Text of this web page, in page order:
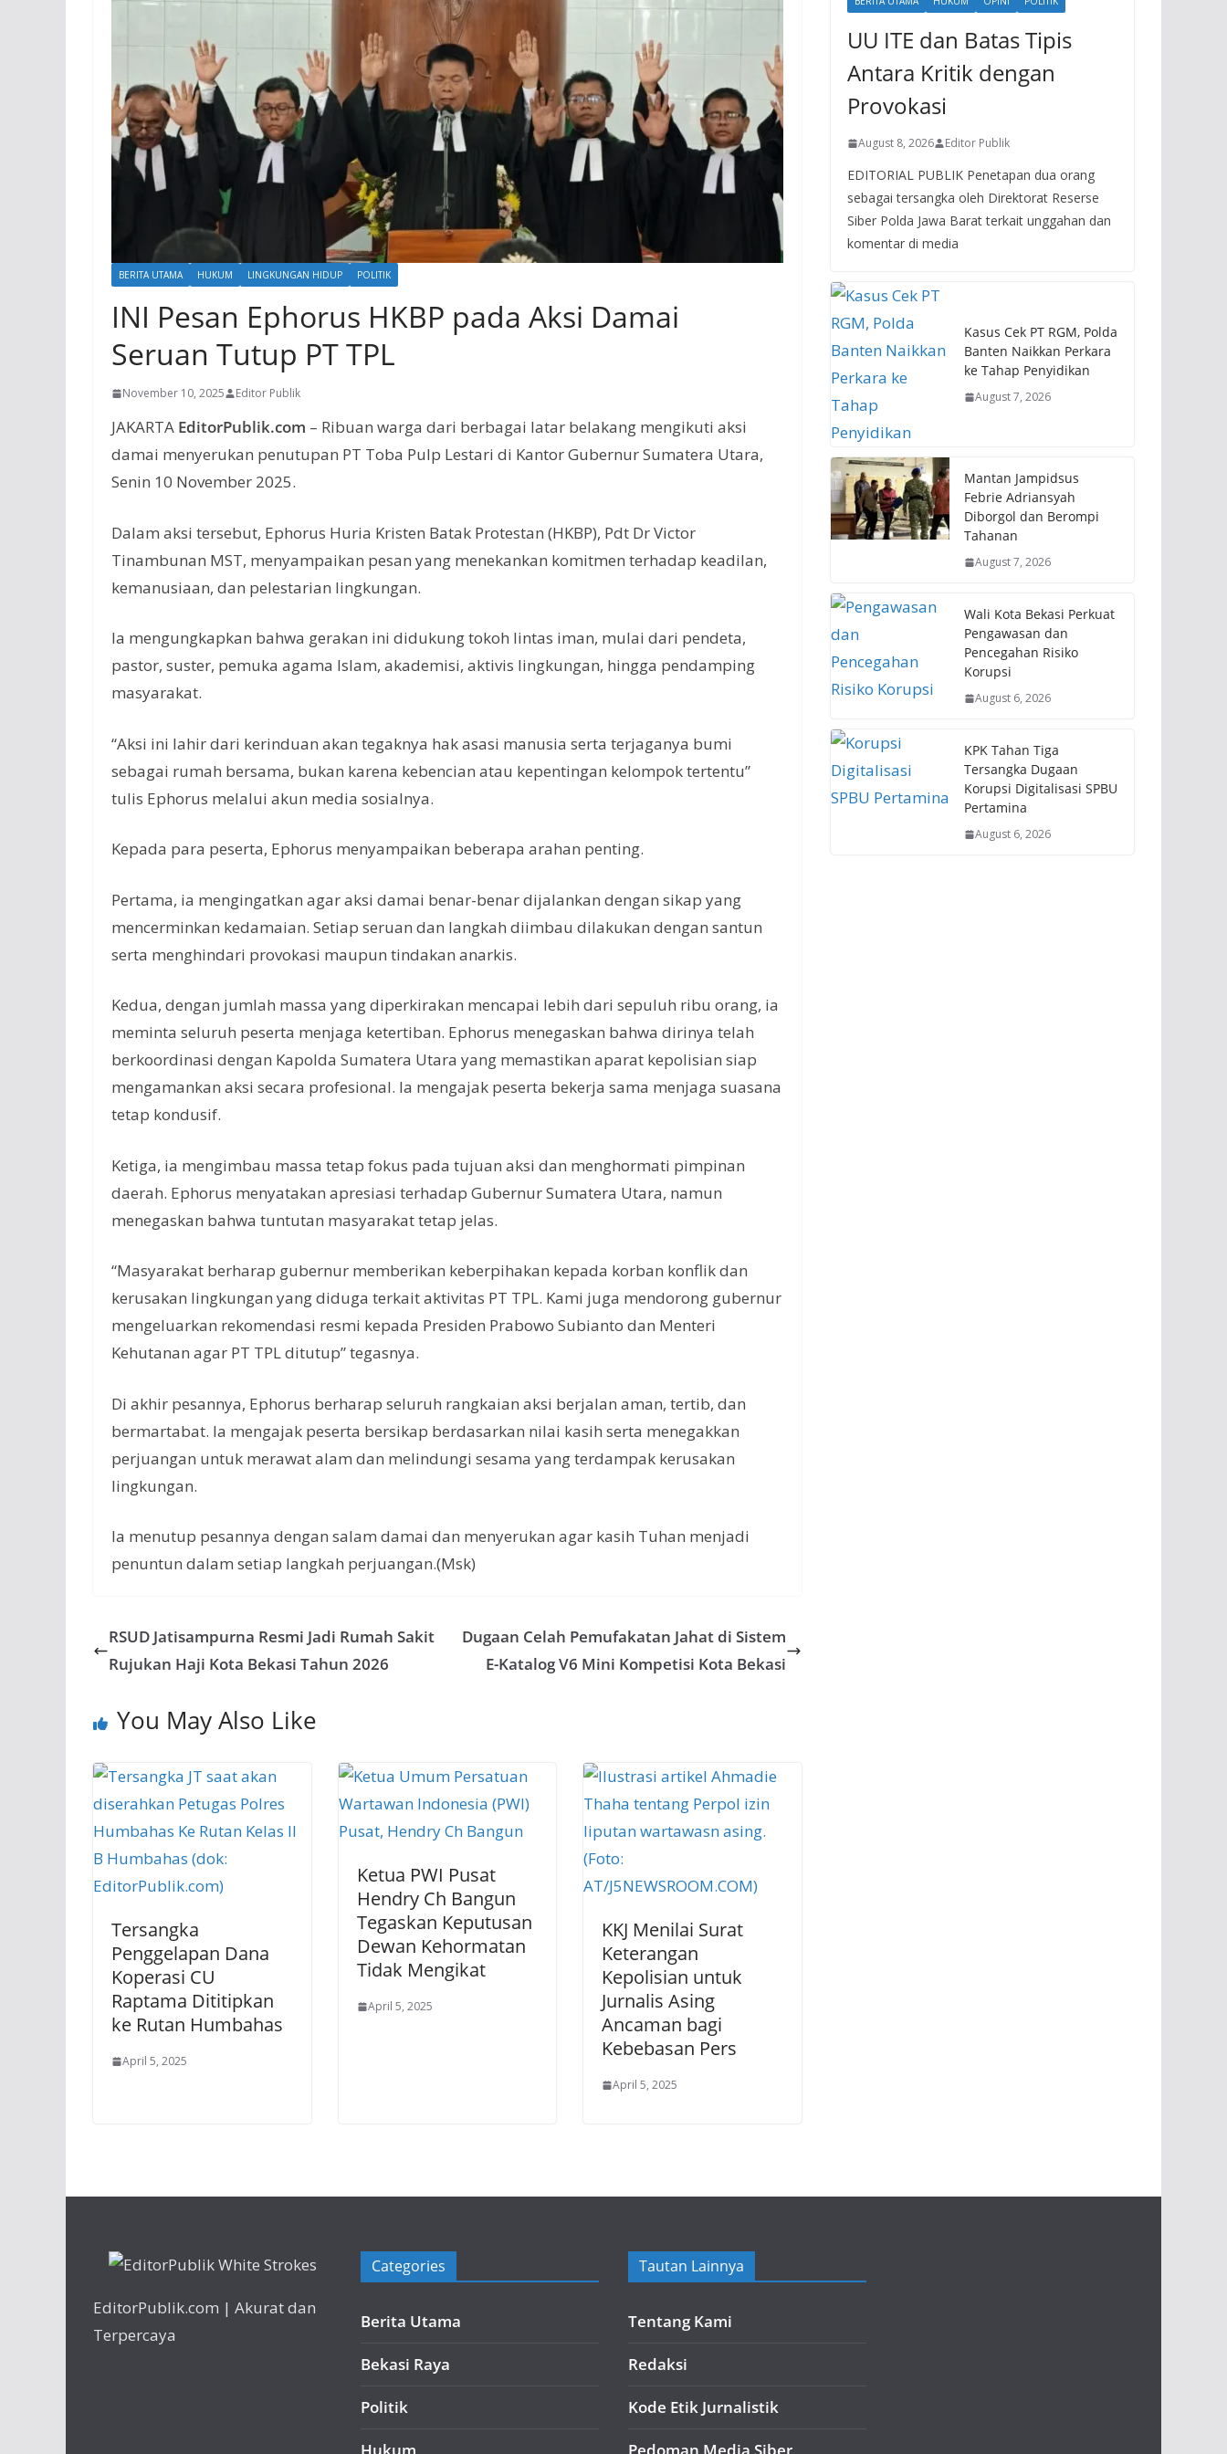
BERITA UTAMA HUKUM LINGKUNGAN HIDUP POLITIK
INI Pesan Ephorus HKBP pada Aksi Damai
Seruan Tutup PT TPL
November 10, 2025 Editor Publik
JAKARTA EditorPublik.com – Ribuan warga dari berbagai latar belakang mengikuti aksi
damai menyerukan penutupan PT Toba Pulp Lestari di Kantor Gubernur Sumatera Utara,
Senin 10 November 2025.
Dalam aksi tersebut, Ephorus Huria Kristen Batak Protestan (HKBP), Pdt Dr Victor
Tinambunan MST, menyampaikan pesan yang menekankan komitmen terhadap keadilan,
kemanusiaan, dan pelestarian lingkungan.
Ia mengungkapkan bahwa gerakan ini didukung tokoh lintas iman, mulai dari pendeta,
pastor, suster, pemuka agama Islam, akademisi, aktivis lingkungan, hingga pendamping
masyarakat.
“Aksi ini lahir dari kerinduan akan tegaknya hak asasi manusia serta terjaganya bumi
sebagai rumah bersama, bukan karena kebencian atau kepentingan kelompok tertentu”
tulis Ephorus melalui akun media sosialnya.
Kepada para peserta, Ephorus menyampaikan beberapa arahan penting.
Pertama, ia mengingatkan agar aksi damai benar-benar dijalankan dengan sikap yang
mencerminkan kedamaian. Setiap seruan dan langkah diimbau dilakukan dengan santun
serta menghindari provokasi maupun tindakan anarkis.
Kedua, dengan jumlah massa yang diperkirakan mencapai lebih dari sepuluh ribu orang, ia
meminta seluruh peserta menjaga ketertiban. Ephorus menegaskan bahwa dirinya telah
berkoordinasi dengan Kapolda Sumatera Utara yang memastikan aparat kepolisian siap
mengamankan aksi secara profesional. Ia mengajak peserta bekerja sama menjaga suasana
tetap kondusif.
Ketiga, ia mengimbau massa tetap fokus pada tujuan aksi dan menghormati pimpinan
daerah. Ephorus menyatakan apresiasi terhadap Gubernur Sumatera Utara, namun
menegaskan bahwa tuntutan masyarakat tetap jelas.
“Masyarakat berharap gubernur memberikan keberpihakan kepada korban konflik dan
kerusakan lingkungan yang diduga terkait aktivitas PT TPL. Kami juga mendorong gubernur
mengeluarkan rekomendasi resmi kepada Presiden Prabowo Subianto dan Menteri
Kehutanan agar PT TPL ditutup” tegasnya.
Di akhir pesannya, Ephorus berharap seluruh rangkaian aksi berjalan aman, tertib, dan
bermartabat. Ia mengajak peserta bersikap berdasarkan nilai kasih serta menegakkan
perjuangan untuk merawat alam dan melindungi sesama yang terdampak kerusakan
lingkungan.
Ia menutup pesannya dengan salam damai dan menyerukan agar kasih Tuhan menjadi
penuntun dalam setiap langkah perjuangan.(Msk)
RSUD Jatisampurna Resmi Jadi Rumah Sakit
Rujukan Haji Kota Bekasi Tahun 2026
Dugaan Celah Pemufakatan Jahat di Sistem
E-Katalog V6 Mini Kompetisi Kota Bekasi
You May Also Like
Tersangka
Penggelapan Dana
Koperasi CU
Raptama Dititipkan
ke Rutan Humbahas
April 5, 2025
Ketua PWI Pusat
Hendry Ch Bangun
Tegaskan Keputusan
Dewan Kehormatan
Tidak Mengikat
April 5, 2025
KKJ Menilai Surat
Keterangan
Kepolisian untuk
Jurnalis Asing
Ancaman bagi
Kebebasan Pers
April 5, 2025
UU ITE dan Batas Tipis
Antara Kritik dengan
Provokasi
August 8, 2026 Editor Publik
EDITORIAL PUBLIK Penetapan dua orang
sebagai tersangka oleh Direktorat Reserse
Siber Polda Jawa Barat terkait unggahan dan
komentar di media
Kasus Cek PT RGM, Polda
Banten Naikkan Perkara
ke Tahap Penyidikan
August 7, 2026
Mantan Jampidsus
Febrie Adriansyah
Diborgol dan Berompi
Tahanan
August 7, 2026
Wali Kota Bekasi Perkuat
Pengawasan dan
Pencegahan Risiko
Korupsi
August 6, 2026
KPK Tahan Tiga
Tersangka Dugaan
Korupsi Digitalisasi SPBU
Pertamina
August 6, 2026
EditorPublik.com | Akurat dan
Terpercaya
Categories
Berita Utama
Bekasi Raya
Politik
Tautan Lainnya
Tentang Kami
Redaksi
Kode Etik Jurnalistik